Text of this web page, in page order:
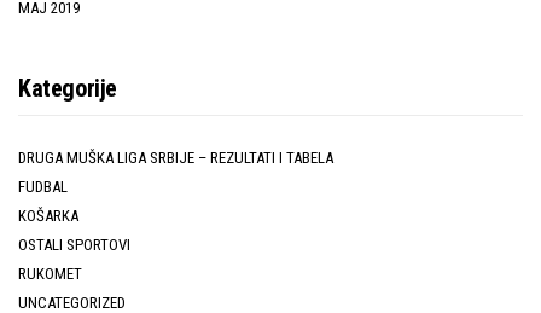
MAJ 2019
Kategorije
DRUGA MUŠKA LIGA SRBIJE – REZULTATI I TABELA
FUDBAL
KOŠARKA
OSTALI SPORTOVI
RUKOMET
UNCATEGORIZED